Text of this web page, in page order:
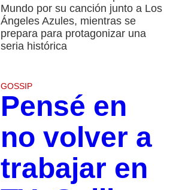
Mundo por su canción junto a Los
Ángeles Azules, mientras se
prepara para protagonizar una
seria histórica
GOSSIP
Pensé en
no volver a
trabajar en